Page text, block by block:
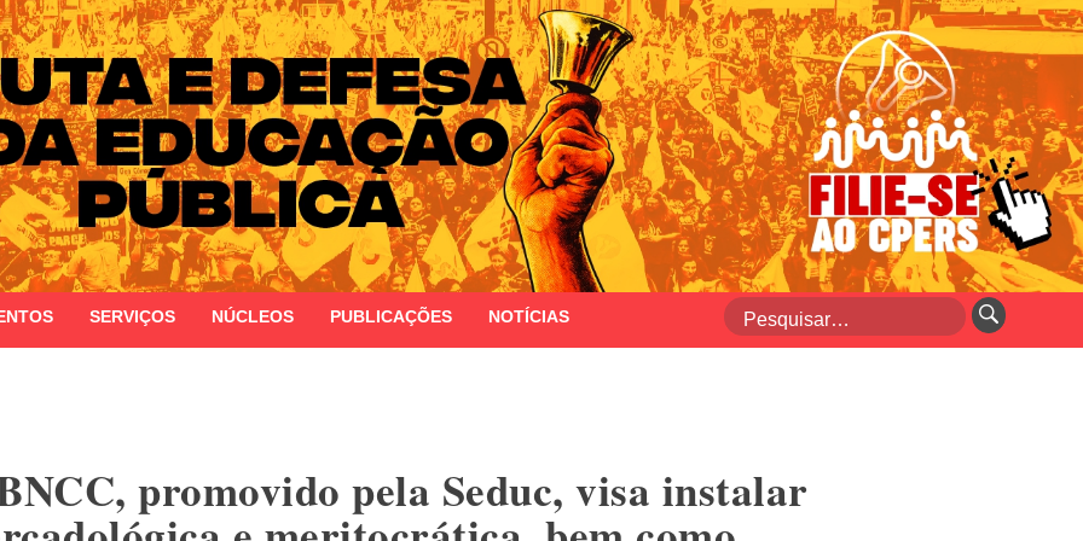
Estado do Rio Grande do Sul
SERVIÇOS NÚCLEOS PUBLICAÇÕES NOTÍCIAS
promovido pela Seduc, visa instalar